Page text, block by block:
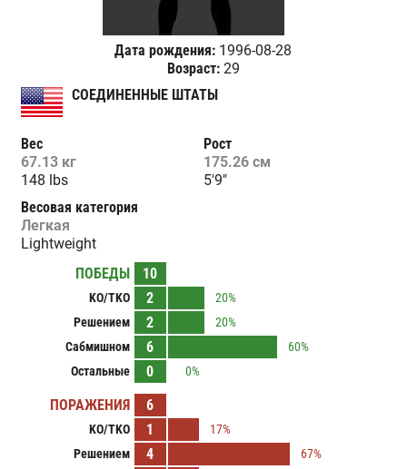
Дата рождения: 1996-08-28
Возраст:29
СОЕДИНЕННЫЕ ШТАТЫ
Вес
67.13 кг
148 lbs
Рост
175.26 см
5'9"
Весовая категория
Легкая
Lightweight
ПОБЕДЫ
10
KO/TKO 2
20%
Решением
2
20%
Сабмишном
6
60%
Остальные
0 0%
ПОРАЖЕНИЯ 6
KO/TKO 1
17%
Решением
4
67%